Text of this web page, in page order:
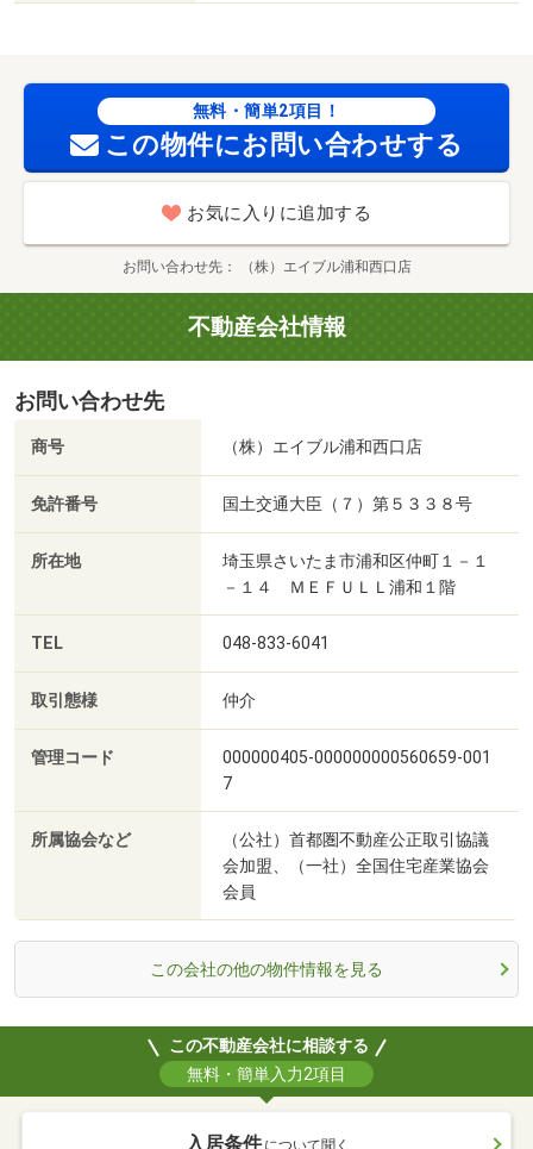
無料・簡単2項目！
この物件にお問い合わせする
お気に入りに追加する
お問い合わせ先 （株）エイブル浦和西口店
不動産会社情報
お問い合わせ先
商号 （株）エイブル浦和西口店
免許番号 国土交通大臣（７）第５３３８号
所在地
埼玉県さいたま市浦和区仲町１－１
－１４ ＭＥＦＵＬＬ浦和１階
TEL 048-833-6041
取引態様 仲介
管理コード
000000405-000000000560659-001
7
所属協会など
（公社）首都圏不動産公正取引協議
会加盟、（一社）全国住宅産業協会
会員
この会社の他の物件情報を見る
この不動産会社に相談する
無料・簡単入力2項目
入居条件